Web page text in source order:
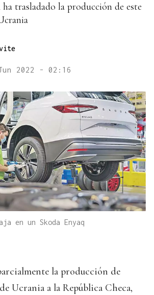
trasladado la producción de este
2022 - 02:16
en un Skoda Enyaq
la producción de
Ucrania a la República Checa,